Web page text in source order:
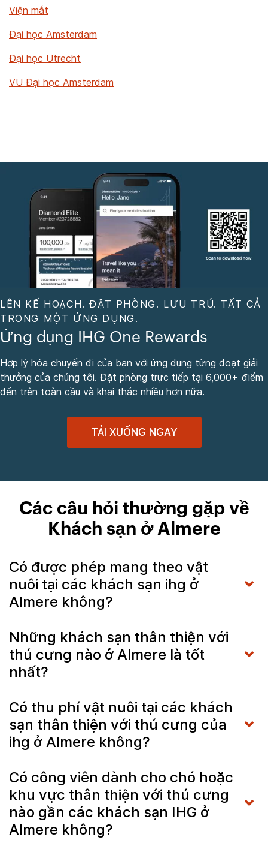
Viện mắt
Đại học Amsterdam
Đại học Utrecht
VU Đại học Amsterdam
LÊN KẾ HOẠCH. ĐẶT PHÒNG. LƯU TRÚ. TẤT CẢ
TRONG MỘT ỨNG DỤNG.
Ứng dụng IHG One Rewards
Hợp lý hóa chuyến đi của bạn với ứng dụng từng đoạt giải
thưởng của chúng tôi. Đặt phòng trực tiếp tại 6,000+ điểm
đến trên toàn cầu và khai thác nhiều hơn nữa.
TẢI XUỐNG NGAY
Các câu hỏi thường gặp về
Khách sạn ở Almere
Có được phép mang theo vật
nuôi tại các khách sạn ihg ở
Almere không?
Những khách sạn thân thiện với
thú cưng nào ở Almere là tốt
nhất?
Có thu phí vật nuôi tại các khách
sạn thân thiện với thú cưng của
ihg ở Almere không?
Có công viên dành cho chó hoặc
khu vực thân thiện với thú cưng
nào gần các khách sạn IHG ở
Almere không?